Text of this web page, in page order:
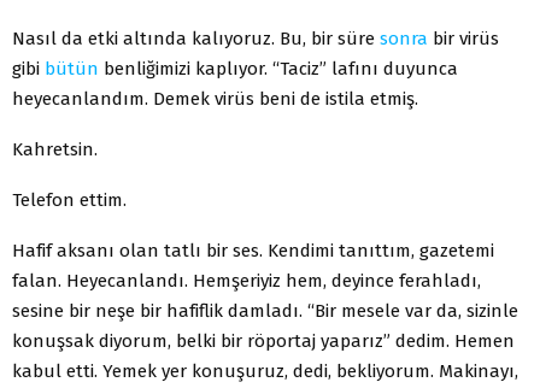
Nasıl da etki altında kalıyoruz. Bu, bir süre sonra bir virüs
gibi bütün benliğimizi kaplıyor. “Taciz” lafını duyunca
heyecanlandım. Demek virüs beni de istila etmiş.
Kahretsin.
Telefon ettim.
Hafif aksanı olan tatlı bir ses. Kendimi tanıttım, gazetemi
falan. Heyecanlandı. Hemşeriyiz hem, deyince ferahladı,
sesine bir neşe bir hafiflik damladı. “Bir mesele var da, sizinle
konuşsak diyorum, belki bir röportaj yaparız” dedim. Hemen
kabul etti. Yemek yer konuşuruz, dedi, bekliyorum. Makinayı,